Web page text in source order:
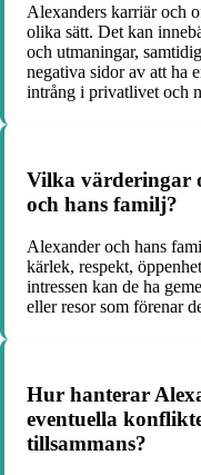
Alexanders karriär och
olika sätt. Det kan
och utmaningar,
negativa sidor av att ha
intrång i privatlivet och
Vilka värderingar
och hans familj?
Alexander och hans
kärlek, respekt,
intressen kan de ha
eller resor som förenar
Hur hanterar
eventuella
tillsammans?